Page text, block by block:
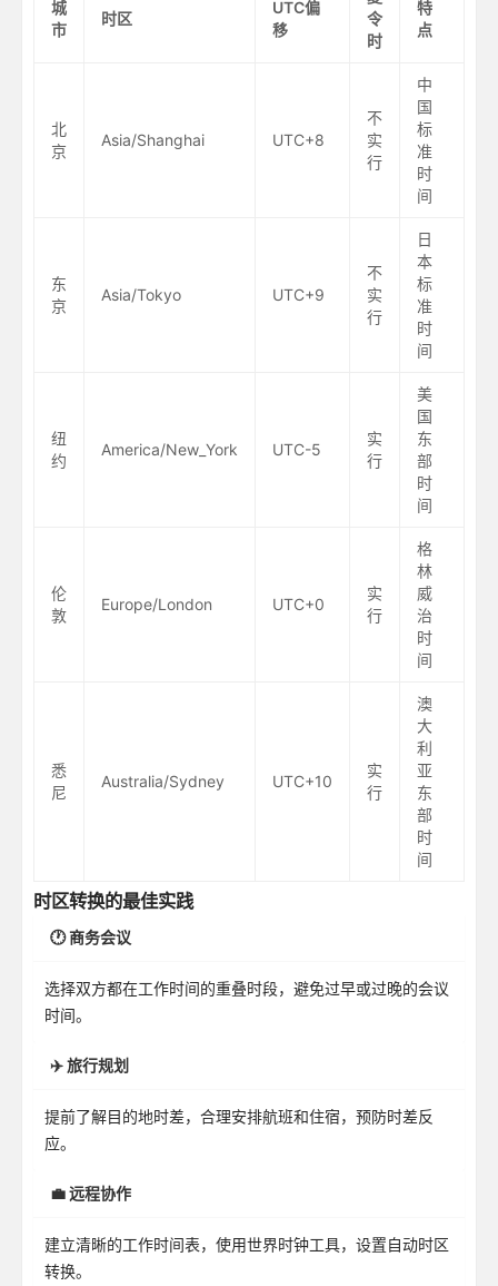
城
市
时区
UTC偏
移
令
时
特
点
北
京
Asia/Shanghai UTC+8
不
实
行
中
国
标
准
时
间
东
京
Asia/Tokyo UTC+9
不
实
行
日
本
标
准
时
间
纽
约
America/New_York UTC-5
实
行
美
国
东
部
时
间
伦
敦
Europe/London UTC+0
实
行
格
林
威
治
时
间
悉
尼
Australia/Sydney UTC+10
实
行
澳
大
利
亚
东
部
时
间
时区转换的最佳实践
🕐 商务会议
选择双方都在工作时间的重叠时段，避免过早或过晚的会议
时间。
✈️ 旅行规划
提前了解目的地时差，合理安排航班和住宿，预防时差反
应。
💼 远程协作
建立清晰的工作时间表，使用世界时钟工具，设置自动时区
转换。